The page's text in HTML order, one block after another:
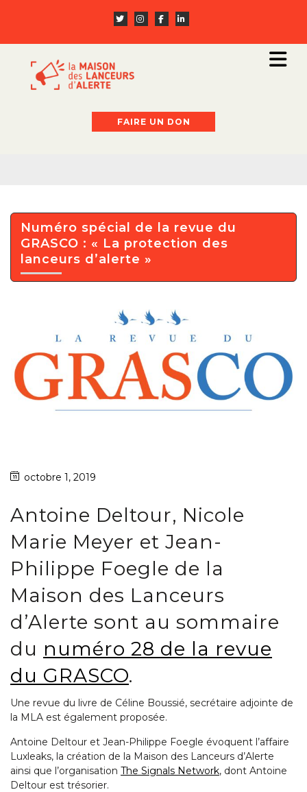
FAIRE UN DON
Numéro spécial de la revue du
GRASCO : « La protection des
lanceurs d’alerte »
octobre 1, 2019
Antoine Deltour, Nicole
Marie Meyer et Jean-
Philippe Foegle de la
Maison des Lanceurs
d’Alerte sont au sommaire
du numéro 28 de la revue
du GRASCO.
Une revue du livre de Céline Boussié, secrétaire adjointe de
la MLA est également proposée.
Antoine Deltour et Jean-Philippe Foegle évoquent l’affaire
Luxleaks, la création de la Maison des Lanceurs d’Alerte
ainsi que l’organisation The Signals Network, dont Antoine
Deltour est trésorier.